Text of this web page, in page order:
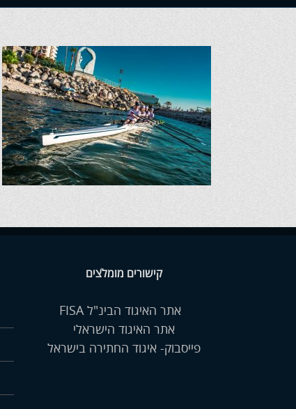
קישורים מומלצים
אתר האיגוד הבינ"ל FISA
אתר האיגוד הישראלי
פייסבוק- איגוד החתירה בישראל